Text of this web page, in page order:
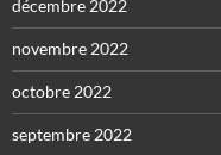
décembre 2022
novembre 2022
octobre 2022
septembre 2022